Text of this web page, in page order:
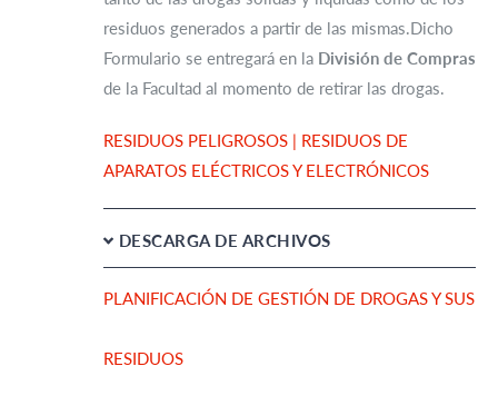
residuos generados a partir de las mismas.Dicho
Formulario se entregará en la División de Compras
de la Facultad al momento de retirar las drogas.
RESIDUOS PELIGROSOS | RESIDUOS DE
APARATOS ELÉCTRICOS Y ELECTRÓNICOS
DESCARGA DE ARCHIVOS
PLANIFICACIÓN DE GESTIÓN DE DROGAS Y SUS
RESIDUOS